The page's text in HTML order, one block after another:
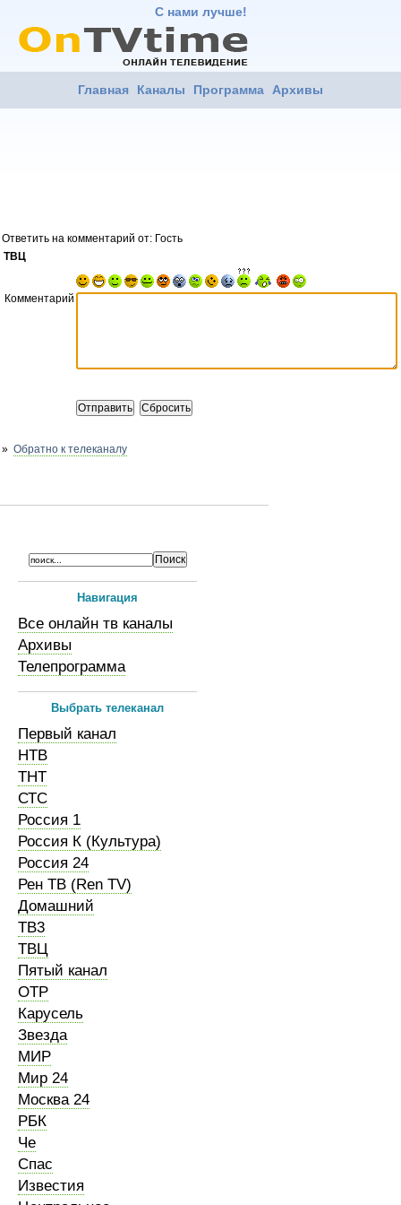
С нами лучше!
Главная Каналы Программа Архивы
Ответить на комментарий от: Гость
ТВЦ
Комментарий
» Обратно к телеканалу
Навигация
Все онлайн тв каналы
Архивы
Телепрограмма
Выбрать телеканал
Первый канал
НТВ
ТНТ
СТС
Россия 1
Россия К (Культура)
Россия 24
Рен ТВ (Ren TV)
Домашний
ТВ3
ТВЦ
Пятый канал
ОТР
Карусель
Звезда
МИР
Мир 24
Москва 24
РБК
Че
Спас
Известия